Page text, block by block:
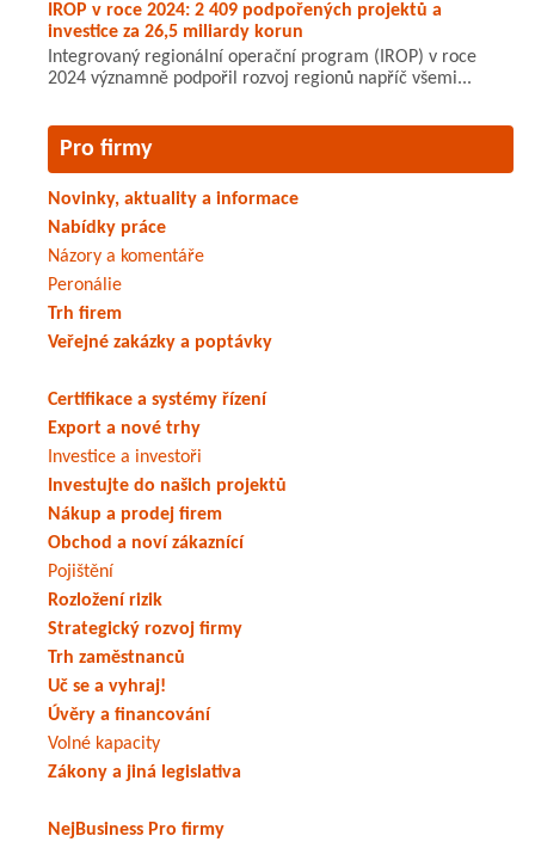
IROP v roce 2024: 2 409 podpořených projektů a
investice za 26,5 miliardy korun
Integrovaný regionální operační program (IROP) v roce
2024 významně podpořil rozvoj regionů napříč všemi...
Pro firmy
Novinky, aktuality a informace
Nabídky práce
Názory a komentáře
Peronálie
Trh firem
Veřejné zakázky a poptávky
Certifikace a systémy řízení
Export a nové trhy
Investice a investoři
Investujte do našich projektů
Nákup a prodej firem
Obchod a noví zákaznící
Pojištění
Rozložení rizik
Strategický rozvoj firmy
Trh zaměstnanců
Uč se a vyhraj!
Úvěry a financování
Volné kapacity
Zákony a jiná legislativa
NejBusiness Pro firmy